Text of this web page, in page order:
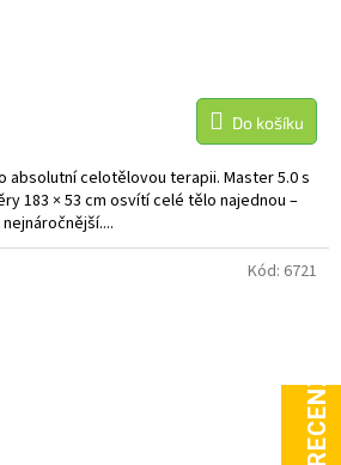
M
A
Do košíku
absolutní celotělovou terapii. Master 5.0 s
183 × 53 cm osvítí celé tělo najednou –
Kód: 6721